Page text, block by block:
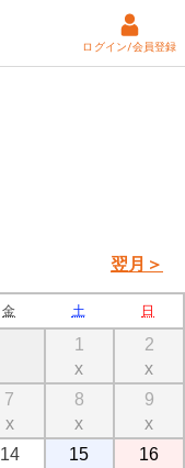
ログイン/会員登録
翌月＞
金 土 日
1
x
2
x
7
x
8
x
9
x
14
15
16